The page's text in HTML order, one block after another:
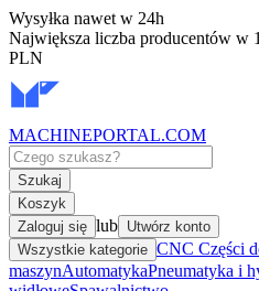
Wysyłka nawet w 24h
Największa liczba producentów w
PLN
MACHINEPORTAL.COM
Szukaj
Koszyk
Zaloguj się lub Utwórz konto
Wszystkie kategorie CNC Części
maszynAutomatykaPneumatyka i